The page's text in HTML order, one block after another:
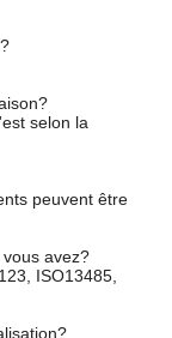
selon la
peuvent être
avez?
ISO13485,